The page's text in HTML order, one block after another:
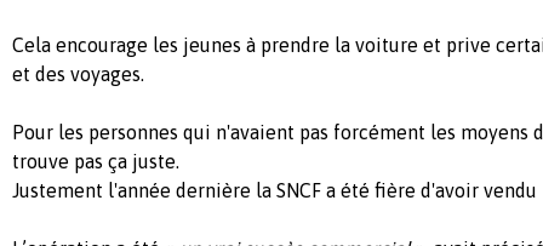
Cela encourage les jeunes à prendre la voiture et prive
et des voyages.
Pour les personnes qui n'avaient pas forcément les moyens
trouve pas ça juste.
Justement l'année dernière la SNCF a été fière d'avoir vendu